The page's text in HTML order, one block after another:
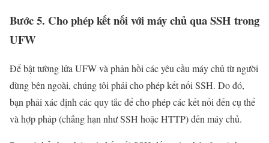
Bước 5. Cho phép kết nối với máy chủ qua SSH trong
UFW
Để bật tường lửa UFW và phản hồi các yêu cầu máy chủ từ người
dùng bên ngoài, chúng tôi phải cho phép kết nối SSH. Do đó,
bạn phải xác định các quy tắc để cho phép các kết nối đến cụ thể
và hợp pháp (chẳng hạn như SSH hoặc HTTP) đến máy chủ.